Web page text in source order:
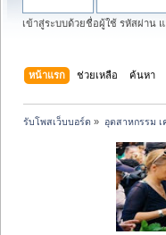
เข้าสู่ระบบด้วยชื่อผู้ใช้ รหัสผ่าน
หน้าแรก ช่วยเหลือ ค้นหา
รับโพสเว็บบอร์ด » อุตสาหกรรม